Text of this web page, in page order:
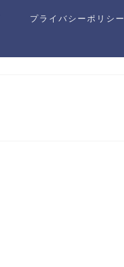
プライバシーポリシー